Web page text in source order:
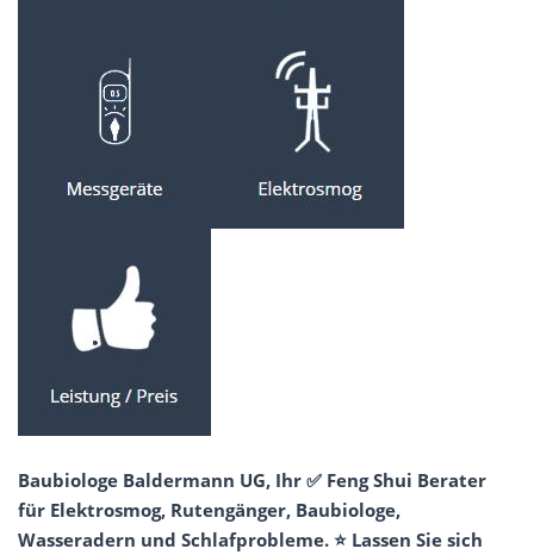
Baubiologe Baldermann UG, Ihr ✅ Feng Shui Berater
für Elektrosmog, Rutengänger, Baubiologe,
Wasseradern und Schlafprobleme. ⭐ Lassen Sie sich